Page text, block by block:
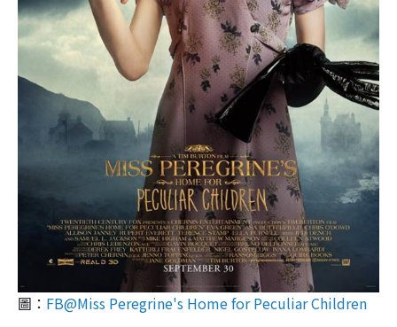
圖： FB@Miss Peregrine's Home for Peculiar Children